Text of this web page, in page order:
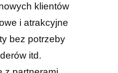
klientów
i atrakcyjne
bez potrzeby
itd.